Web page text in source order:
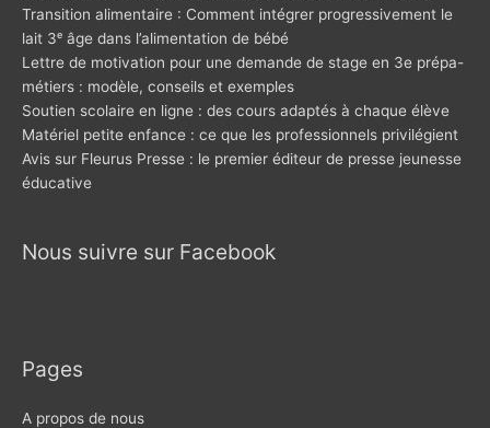
Transition alimentaire : Comment intégrer progressivement le
lait 3ᵉ âge dans l’alimentation de bébé
Lettre de motivation pour une demande de stage en 3e prépa-
métiers : modèle, conseils et exemples
Soutien scolaire en ligne : des cours adaptés à chaque élève
Matériel petite enfance : ce que les professionnels privilégient
Avis sur Fleurus Presse : le premier éditeur de presse jeunesse
éducative
Nous suivre sur Facebook
Pages
A propos de nous